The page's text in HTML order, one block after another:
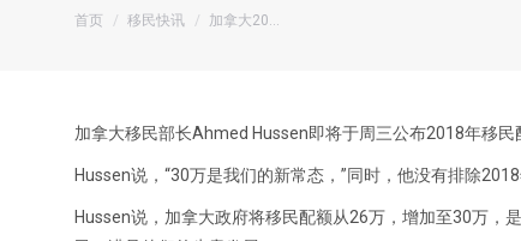
您在这里：
首页 移民快讯 加拿大20…
加拿大移民部长Ahmed Hussen即将于周三公布2018年移
Hussen说，“30万是我们的新常态，”同时，他没有排除
Hussen说，加拿大政府将移民配额从26万，增加至30万，